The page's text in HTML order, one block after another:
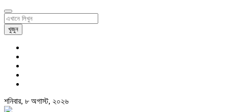
খুজুন
শনিবার, ৮ অগাস্ট, ২০২৬